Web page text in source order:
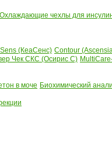
Охлаждающие чехлы для
(КеаСенс) Contour
Чек СКС (Осирис С)
в моче Биохимический